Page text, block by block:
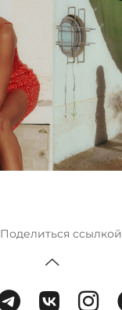
Поделиться ссылкой